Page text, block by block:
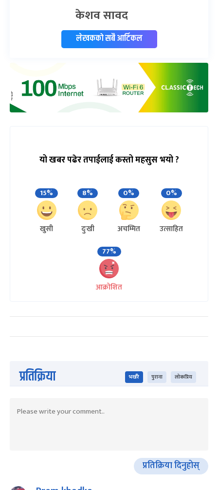
केशव सावद
लेखकको सबै आर्टिकल
यो खबर पढेर तपाईलाई कस्तो महसुस भयो ?
15%
खुसी
8%
दुःखी
0%
अचम्मित
0%
उत्साहित
77%
आक्रोशित
प्रतिक्रिया भर्खरै पुराना लोकप्रिय
प्रतिक्रिया दिनुहोस्